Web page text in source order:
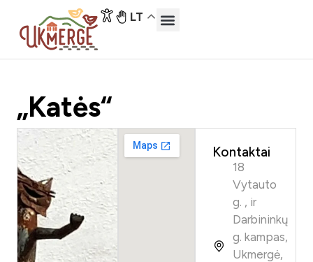
LT
„Katės“
Kontaktai
18
Vytauto
g. , ir
Darbininkų
g. kampas,
Ukmergė,